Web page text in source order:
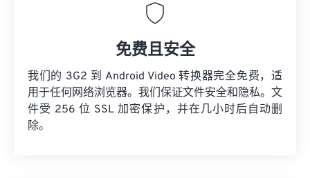
免费且安全
我们的 3G2 到 Android Video 转换器完全免费，适
用于任何网络浏览器。我们保证文件安全和隐私。文
件受 256 位 SSL 加密保护，并在几小时后自动删
除。